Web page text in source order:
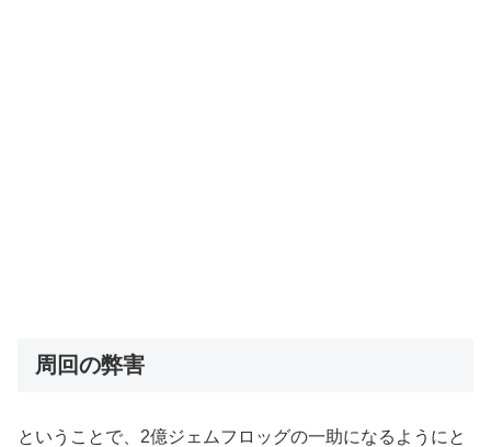
周回の弊害
ということで、2億ジェムフロッグの一助になるようにと